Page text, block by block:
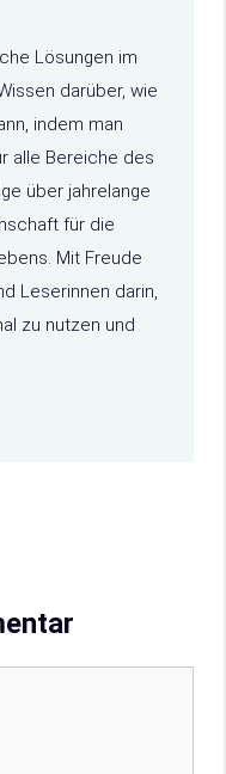
Lösungen im
darüber, wie
indem man
alle Bereiche des
über jahrelange
für die
Mit Freude
Leserinnen darin,
zu nutzen und